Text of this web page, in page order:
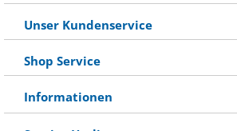
Unser Kundenservice
Shop Service
Informationen